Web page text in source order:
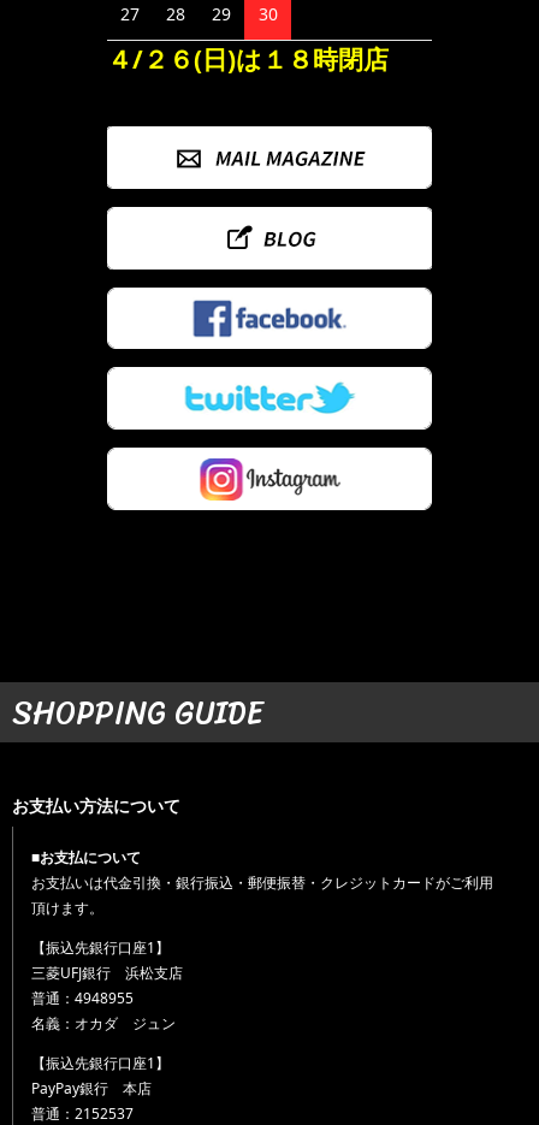
27 28 29 30
４/２６(日)は１８時閉店
SHOPPING GUIDE
お支払い方法について
■お支払について
お支払いは代金引換・銀行振込・郵便振替・クレジットカードがご利用
頂けます。
【振込先銀行口座1】
三菱UFJ銀行 浜松支店
普通：4948955
名義：オカダ ジュン
【振込先銀行口座1】
PayPay銀行 本店
普通：2152537